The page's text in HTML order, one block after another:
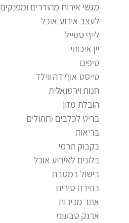
מגשי אירוח מהודרים ומפנקים
לעצב אירוע אוכל
לייף סטייל
יין איכותי
טיפים
טייסט אוף דה ווילד
חנות וירטואלית
הובלת מזון
בריט לכלבים וחתולים
בריאות
בקבוק תרמי
בלונים לאירוע אוכל
בישול במטבח
בחירת סירים
אתר מכירות
ארנק טבעוני